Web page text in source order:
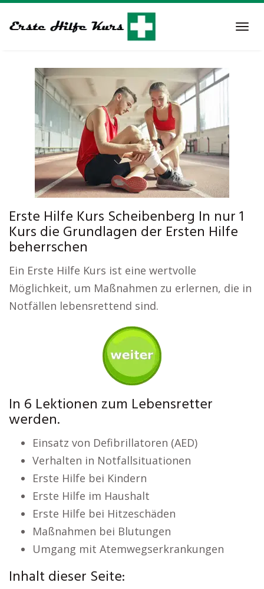
to
Erste Hilfe Kurs Scheibenberg In nur 1
Kurs die Grundlagen der Ersten Hilfe
beherrschen
Ein Erste Hilfe Kurs ist eine wertvolle
Möglichkeit, um Maßnahmen zu erlernen, die in
Notfällen lebensrettend sind.
In 6 Lektionen zum Lebensretter
werden.
Einsatz von Defibrillatoren (AED)
Verhalten in Notfallsituationen
Erste Hilfe bei Kindern
Erste Hilfe im Haushalt
Erste Hilfe bei Hitzeschäden
Maßnahmen bei Blutungen
Umgang mit Atemwegserkrankungen
Inhalt dieser Seite: